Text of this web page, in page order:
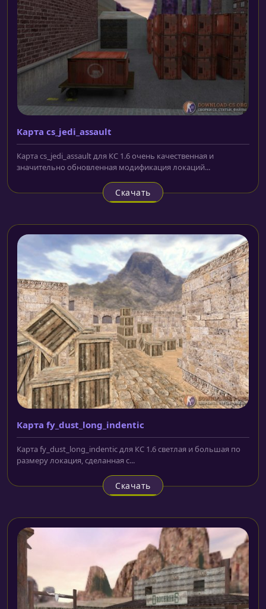
Карта cs_jedi_assault
Карта cs_jedi_assault для КС 1.6 очень качественная и
значительно обновленная модификация локаций...
Скачать
Карта fy_dust_long_indentic
Карта fy_dust_long_indentic для КС 1.6 светлая и большая по
размеру локация, сделанная с...
Скачать